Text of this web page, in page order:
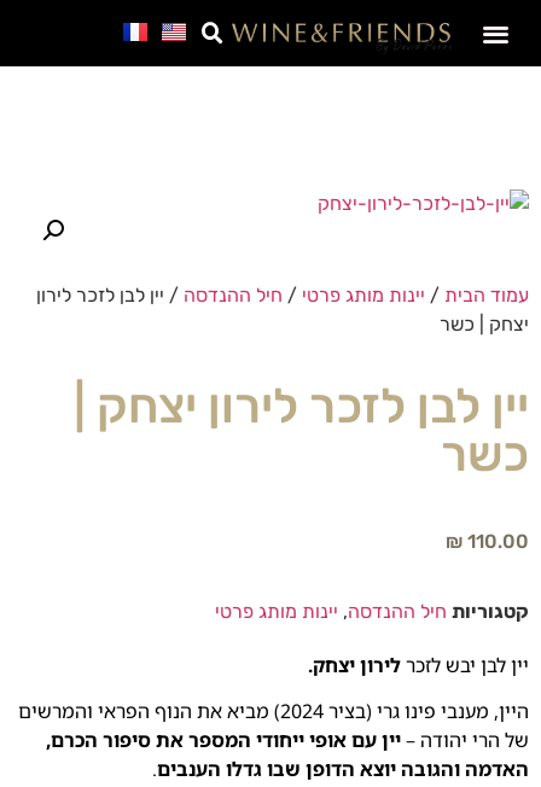
עמוד הבית / יינות מותג פרטי / חיל ההנדסה / יין לבן לזכר לירון
יצחק | כשר
יין לבן לזכר לירון יצחק |
כשר
₪ 110.00
קטגוריות חיל ההנדסה, יינות מותג פרטי
יין לבן יבש לזכרלירון יצחק.
היין, מענבי פינו גרי (בציר 2024) מביא את הנוף הפראי והמרשים
של הרי יהודה –יין עם אופי ייחודי המספר את סיפור הכרם,
האדמה והגובה יוצא הדופן שבו גדלו הענבים.